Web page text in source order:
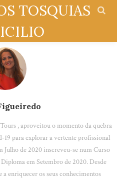
TOSQUIAS
, aproveitou o momento da quebra
para explorar a vertente profissional
Julho de 2020 inscreveu-se num Curso
em Setembro de 2020. Desde
a enriquecer os seus conhecimentos